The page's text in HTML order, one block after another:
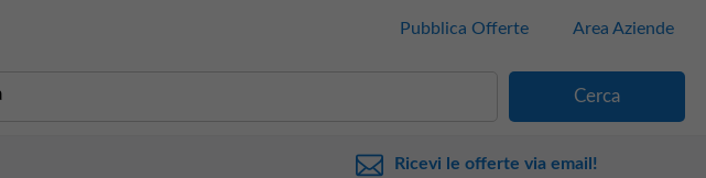
Pubblica Offerte Area Aziende
Ricevi le offerte via email!